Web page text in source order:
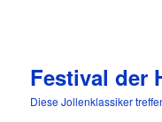
Festival der
Diese Jollenklassiker